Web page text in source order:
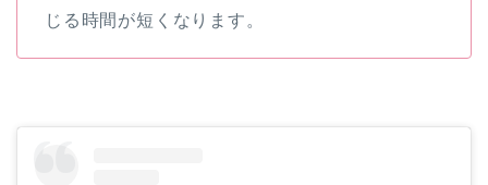
じる時間が短くなります。